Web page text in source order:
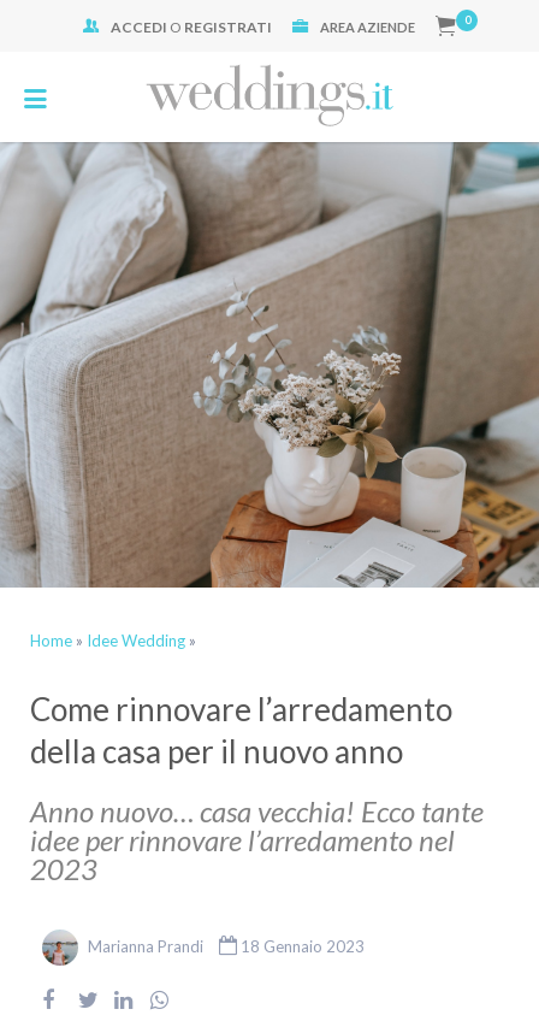
ACCEDI O REGISTRATI AREA AZIENDE 0
Home » Idee Wedding »
Come rinnovare l’arredamento
della casa per il nuovo anno
Anno nuovo… casa vecchia! Ecco tante
idee per rinnovare l’arredamento nel
2023
Marianna Prandi 18 Gennaio 2023